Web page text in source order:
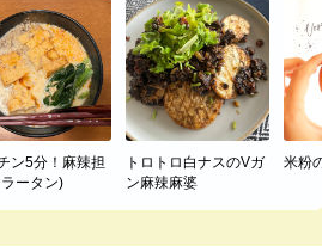
ン5分！麻辣担
ータン)
トロトロ白ナスのVガ
ン麻辣麻婆
米粉